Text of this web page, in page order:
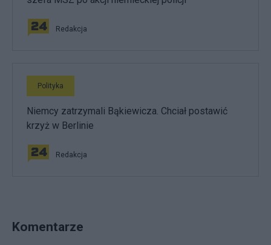
Redakcja
Polityka
Niemcy zatrzymali Bąkiewicza. Chciał postawić
krzyż w Berlinie
Redakcja
Komentarze